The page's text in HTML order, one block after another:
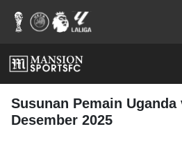
Susunan Pemain
Desember 2025